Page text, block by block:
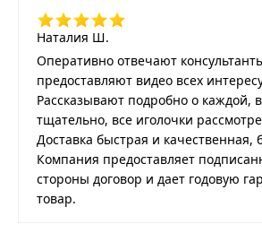
Наталия Ш.
Оперативно отвечают
предоставляют видео всех
Рассказывают подробно о каждой,
тщательно, все иголочки
Доставка быстрая и качественная,
Компания предоставляет
стороны договор и дает годовую
товар.